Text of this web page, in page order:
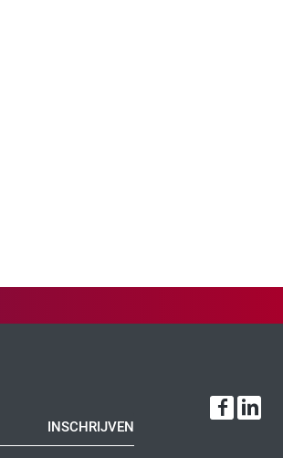
INSCHRIJVEN